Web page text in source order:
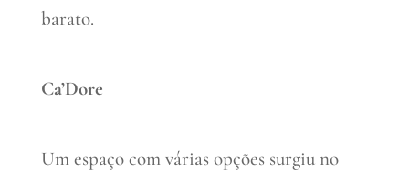
barato.
Ca’Dore
Um espaço com várias opções surgiu no